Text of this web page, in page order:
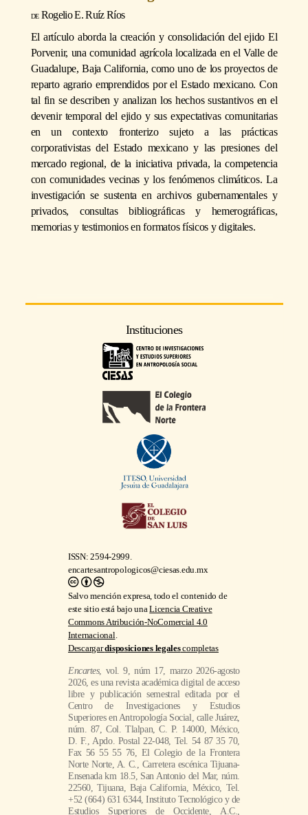
Rogelio E. Ruíz Ríos
El artículo aborda la creación y consolidación del ejido El
Porvenir, una comunidad agrícola localizada en el Valle de
Guadalupe, Baja California, como uno de los proyectos de
reparto agrario emprendidos por el Estado mexicano. Con
tal fin se describen y analizan los hechos sustantivos en el
devenir temporal del ejido y sus expectativas comunitarias
en un contexto fronterizo sujeto a las prácticas
corporativistas del Estado mexicano y las presiones del
mercado regional, de la iniciativa privada, la competencia
con comunidades vecinas y los fenómenos climáticos. La
investigación se sustenta en archivos gubernamentales y
privados, consultas bibliográficas y hemerográficas,
memorias y testimonios en formatos físicos y digitales.
Instituciones
ISSN: 2594-2999.
encartesantropologicos@ciesas.edu.mx
Salvo mención expresa, todo el contenido de
este sitio está bajo unaLicencia Creative
Commons Atribución-NoComercial 4.0
Internacional
Descargardisposiciones legalescompletas
Encartes, vol. 9, núm 17, marzo 2026-agosto
2026, es una revista académica digital de acceso
libre y publicación semestral editada por el
Centro de Investigaciones y Estudios
Superiores en Antropología Social, calle Juárez,
núm. 87, Col. Tlalpan, C. P. 14000, México,
D. F., Apdo. Postal 22-048, Tel. 54 87 35 70,
Fax 56 55 55 76, El Colegio de la Frontera
Norte Norte, A. C., Carretera escénica Tijuana-
Ensenada km 18.5, San Antonio del Mar, núm.
22560, Tijuana, Baja California, México, Tel.
+52 (664) 631 6344, Instituto Tecnológico y de
Estudios Superiores de Occidente, A.C.,